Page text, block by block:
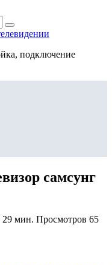
подключение
самсунг
29 мин. Просмотров 65